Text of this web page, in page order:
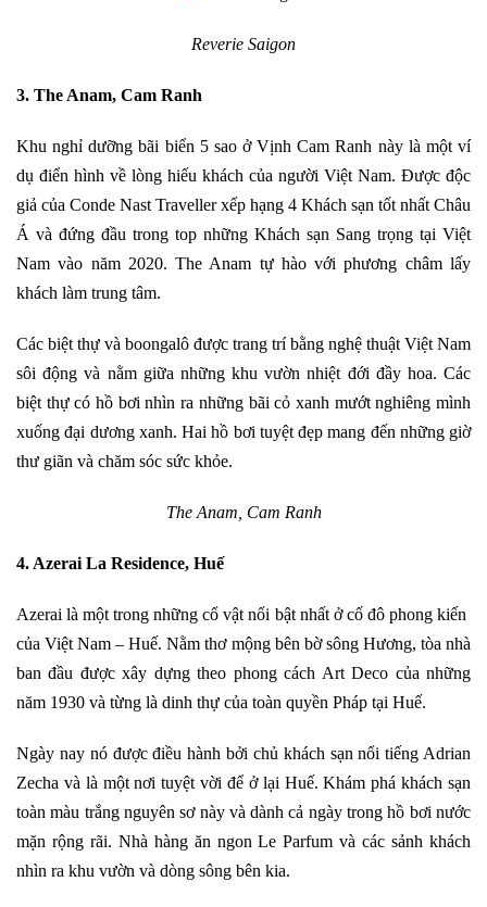
Reverie Saigon
3. The Anam, Cam Ranh
Khu nghỉ dưỡng bãi biển 5 sao ở Vịnh Cam Ranh này là một ví
dụ điển hình về lòng hiếu khách của người Việt Nam. Được độc
giả của Conde Nast Traveller xếp hạng 4 Khách sạn tốt nhất Châu
Á và đứng đầu trong top những Khách sạn Sang trọng tại Việt
Nam vào năm 2020. The Anam tự hào với phương châm lấy
khách làm trung tâm.
Các biệt thự và boongalô được trang trí bằng nghệ thuật Việt Nam
sôi động và nằm giữa những khu vườn nhiệt đới đầy hoa. Các
biệt thự có hồ bơi nhìn ra những bãi cỏ xanh mướt nghiêng mình
xuống đại dương xanh. Hai hồ bơi tuyệt đẹp mang đến những giờ
thư giãn và chăm sóc sức khỏe.
The Anam, Cam Ranh
4. Azerai La Residence, Huế
Azerai là một trong những cổ vật nổi bật nhất ở cố đô phong kiến ​​
của Việt Nam – Huế. Nằm thơ mộng bên bờ sông Hương, tòa nhà
ban đầu được xây dựng theo phong cách Art Deco của những
năm 1930 và từng là dinh thự của toàn quyền Pháp tại Huế.
Ngày nay nó được điều hành bởi chủ khách sạn nổi tiếng Adrian
Zecha và là một nơi tuyệt vời để ở lại Huế. Khám phá khách sạn
toàn màu trắng nguyên sơ này và dành cả ngày trong hồ bơi nước
mặn rộng rãi. Nhà hàng ăn ngon Le Parfum và các sảnh khách
nhìn ra khu vườn và dòng sông bên kia.